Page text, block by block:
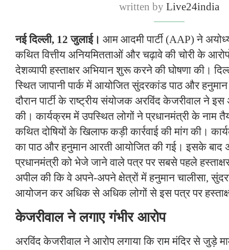
written byLive24india
नई दिल्ली, 12 जुलाई। आम आदमी पार्टी (AAP) ने
कथित वित्तीय अनियमितताओं और चढ़ावे की चोरी के
देशव्यापी हस्ताक्षर अभियान शुरू करने की घोषणा की।
स्थित जापानी पार्क में आयोजित सुंदरकांड पाठ और
दौरान पार्टी के राष्ट्रीय संयोजक अरविंद केजरीवाल ने
की। कार्यक्रम में उपस्थित लोगों ने प्रधानमंत्री के नाम
कथित दोषियों के खिलाफ कड़ी कार्रवाई की मांग की।
का पाठ और हनुमान आरती आयोजित की गई। इसके बाद
प्रधानमंत्री को भेजे जाने वाले पत्र पर सबसे पहले
अपील की कि वे अपने-अपने क्षेत्रों में हनुमान चालीसा,
आयोजन कर अधिक से अधिक लोगों से इस पत्र पर
केजरीवाल ने लगाए गंभीर आरोप
अरविंद केजरीवाल ने आरोप लगाया कि राम मंदिर से जुड़े